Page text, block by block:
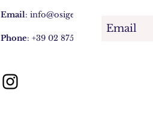
Email: info@osigem.com
Phone: +39 02 875745